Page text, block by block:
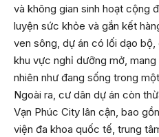
và không gian sinh hoạt cộng
luyện sức khỏe và gắn kết
ven sông, dự án có lối dạo
khu vực nghỉ dưỡng mở,
nhiên như đang sống trong
Ngoài ra, cư dân dự án còn
Vạn Phúc City lân cận, bao
viện đa khoa quốc tế, trung